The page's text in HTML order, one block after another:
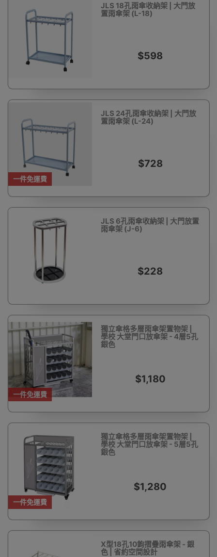
JLS 18孔雨傘收納架 | 大門放
置雨傘架 (L-18)
$598
一件免運費
JLS 24孔雨傘收納架 | 大門放
置雨傘架 (L-24)
$728
JLS 6孔雨傘收納架 | 大門放置
雨傘架 (J-6)
$228
一件免運費
獨立傘格多層雨傘架置物架 |
學校 大堂門口放傘架 - 4層5孔
銀色
$1,180
一件免運費
獨立傘格多層雨傘架置物架 |
學校 大堂門口放傘架 - 5層5孔
銀色
$1,280
X型18孔10鉤摺疊雨傘架 - 銀
色 | 省約空間設計